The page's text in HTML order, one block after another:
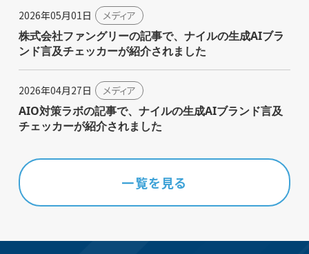
2026年05月01日 メディア
株式会社ファングリーの記事で、ナイルの生成AIブラ
ンド言及チェッカーが紹介されました
2026年04月27日 メディア
AIO対策ラボの記事で、ナイルの生成AIブランド言及
チェッカーが紹介されました
一覧を見る